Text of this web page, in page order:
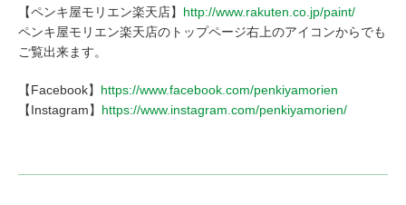
【ペンキ屋モリエン楽天店】 http://www.rakuten.co.jp/paint/
ペンキ屋モリエン楽天店のトップページ右上のアイコンからでも
ご覧出来ます。
【Facebook】 https://www.facebook.com/penkiyamorien
【Instagram】 https://www.instagram.com/penkiyamorien/